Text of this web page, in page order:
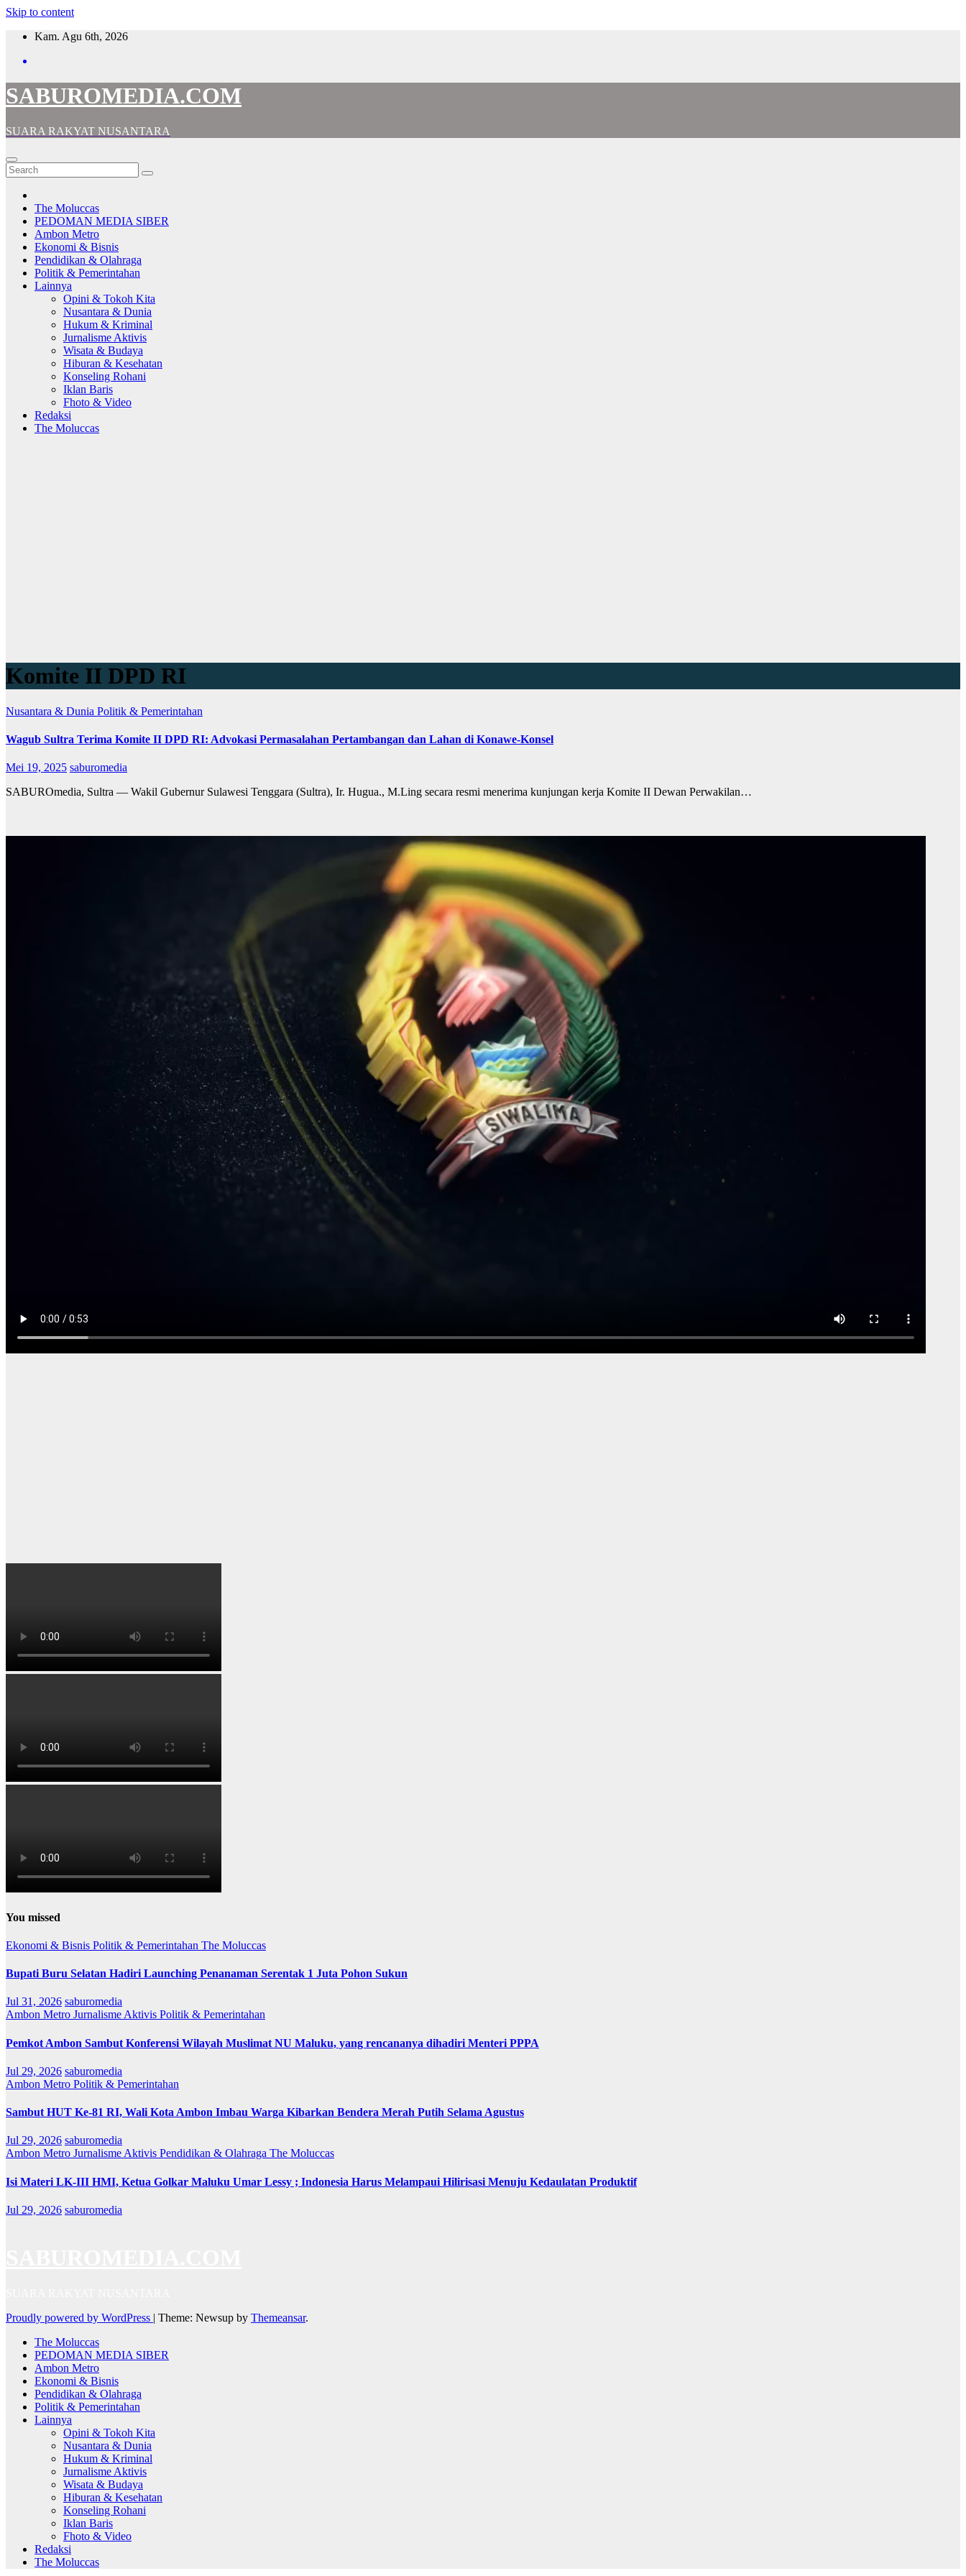
Skip to content
Kam. Agu 6th, 2026
SABUROMEDIA.COM
SUARA RAKYAT NUSANTARA
The Moluccas
PEDOMAN MEDIA SIBER
Ambon Metro
Ekonomi & Bisnis
Pendidikan & Olahraga
Politik & Pemerintahan
Lainnya
Opini & Tokoh Kita
Nusantara & Dunia
Hukum & Kriminal
Jurnalisme Aktivis
Wisata & Budaya
Hiburan & Kesehatan
Konseling Rohani
Iklan Baris
Fhoto & Video
Redaksi
The Moluccas
Komite II DPD RI
Nusantara & Dunia Politik & Pemerintahan
Wagub Sultra Terima Komite II DPD RI: Advokasi Permasalahan Pertambangan dan Lahan di Konawe-Konsel
Mei 19, 2025 saburomedia
SABUROmedia, Sultra — Wakil Gubernur Sulawesi Tenggara (Sultra), Ir. Hugua., M.Ling secara resmi menerima kunjungan kerja Komite II Dewan Perwakilan…
You missed
Ekonomi & Bisnis Politik & Pemerintahan The Moluccas
Bupati Buru Selatan Hadiri Launching Penanaman Serentak 1 Juta Pohon Sukun
Jul 31, 2026 saburomedia
Ambon Metro Jurnalisme Aktivis Politik & Pemerintahan
Pemkot Ambon Sambut Konferensi Wilayah Muslimat NU Maluku, yang rencananya dihadiri Menteri PPPA
Jul 29, 2026 saburomedia
Ambon Metro Politik & Pemerintahan
Sambut HUT Ke-81 RI, Wali Kota Ambon Imbau Warga Kibarkan Bendera Merah Putih Selama Agustus
Jul 29, 2026 saburomedia
Ambon Metro Jurnalisme Aktivis Pendidikan & Olahraga The Moluccas
Isi Materi LK-III HMI, Ketua Golkar Maluku Umar Lessy ; Indonesia Harus Melampaui Hilirisasi Menuju Kedaulatan Produktif
Jul 29, 2026 saburomedia
Proudly powered by WordPress | Theme: Newsup by Themeansar.
The Moluccas
PEDOMAN MEDIA SIBER
Ambon Metro
Ekonomi & Bisnis
Pendidikan & Olahraga
Politik & Pemerintahan
Lainnya
Opini & Tokoh Kita
Nusantara & Dunia
Hukum & Kriminal
Jurnalisme Aktivis
Wisata & Budaya
Hiburan & Kesehatan
Konseling Rohani
Iklan Baris
Fhoto & Video
Redaksi
The Moluccas